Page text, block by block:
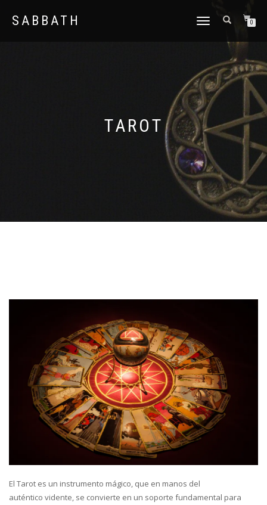
SABBATH
CAMBIAR
0
TAROT
El Tarot es un instrumento mágico, que en manos del
auténtico vidente, se convierte en un soporte fundamental para